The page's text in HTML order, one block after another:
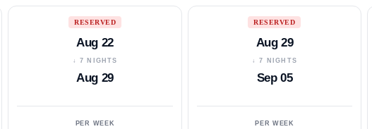
RESERVED
Aug 22
↓ 7 NIGHTS
Aug 29
PER WEEK
RESERVED
Aug 29
↓ 7 NIGHTS
Sep 05
PER WEEK